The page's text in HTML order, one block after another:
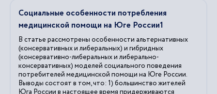
Социальные особенности потребления
медицинской помощи на Юге России1
В статье рассмотрены особенности альтернативных
(консервативных и либеральных) и гибридных
(консервативно-либеральных и либерально-
консервативных) моделей социального поведения
потребителей медицинской помощи на Юге России.
Выводы состоят в том, что: 1) большинство жителей
Юга России в настоящее время придерживаются